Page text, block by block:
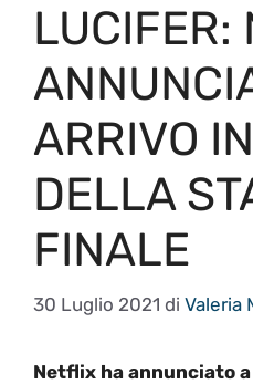
LUCIFER:
ARRIVO
DELLA
FINALE
30 Luglio 2021 di Valeria
Netflix ha annunciato